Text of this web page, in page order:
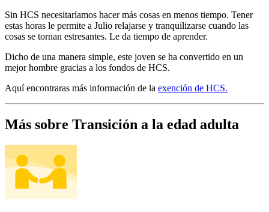
Sin HCS necesitaríamos hacer más cosas en menos tiempo. Tener
estas horas le permite a Julio relajarse y tranquilizarse cuando las
cosas se tornan estresantes. Le da tiempo de aprender.
Dicho de una manera simple, este joven se ha convertido en un
mejor hombre gracias a los fondos de HCS.
Aquí encontraras más información de la exención de HCS.
Más sobre Transición a la edad adulta